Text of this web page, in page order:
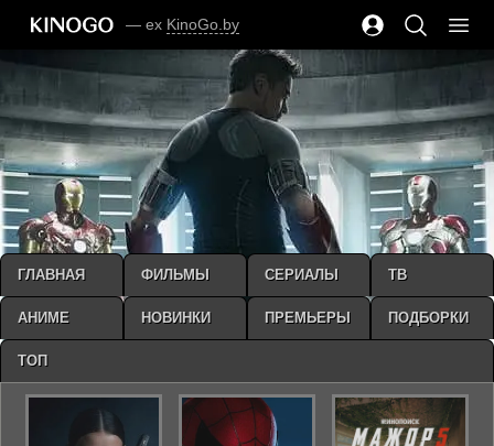
— ex KinoGo.by
ГЛАВНАЯ ФИЛЬМЫ СЕРИАЛЫ ТВ
АНИМЕ НОВИНКИ ПРЕМЬЕРЫ ПОДБОРКИ
ТОП